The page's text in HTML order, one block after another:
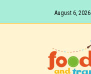
August 6, 2026